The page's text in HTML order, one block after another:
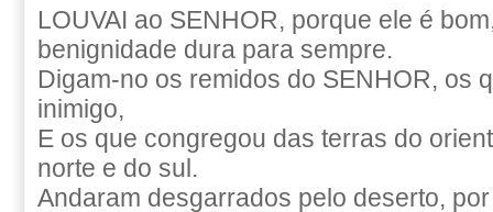
LOUVAI ao SENHOR, porque ele é
benignidade dura para sempre.
Digam-no os remidos do SENHOR, os
inimigo,
E os que congregou das terras do
norte e do sul.
Andaram desgarrados pelo deserto,